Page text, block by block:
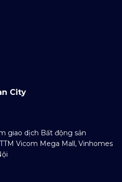
City
giao dịch Bất động sản
Vicom Mega Mall, Vinhomes